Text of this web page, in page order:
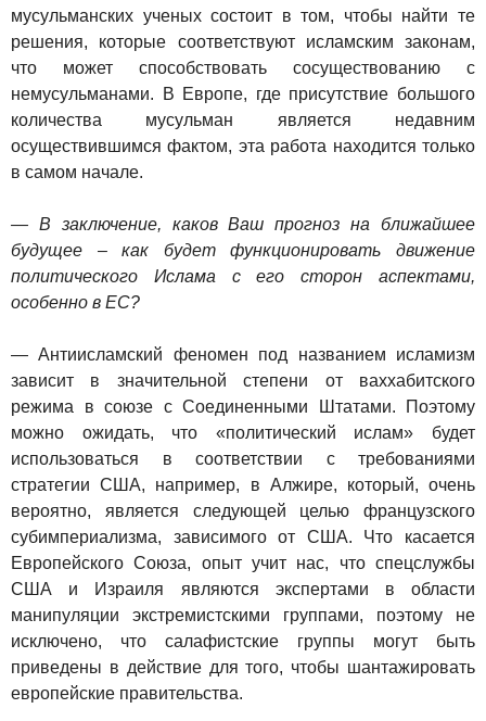
мусульманских ученых состоит в том, чтобы найти те
решения, которые соответствуют исламским законам,
что может способствовать сосуществованию с
немусульманами. В Европе, где присутствие большого
количества мусульман является недавним
осуществившимся фактом, эта работа находится только
в самом начале.
— В заключение, каков Ваш прогноз на ближайшее
будущее – как будет функционировать движение
политического Ислама с его сторон аспектами,
особенно в ЕС?
— Антиисламский феномен под названием исламизм
зависит в значительной степени от ваххабитского
режима в союзе с Соединенными Штатами. Поэтому
можно ожидать, что «политический ислам» будет
использоваться в соответствии с требованиями
стратегии США, например, в Алжире, который, очень
вероятно, является следующей целью французского
субимпериализма, зависимого от США. Что касается
Европейского Союза, опыт учит нас, что спецслужбы
США и Израиля являются экспертами в области
манипуляции экстремистскими группами, поэтому не
исключено, что салафистские группы могут быть
приведены в действие для того, чтобы шантажировать
европейские правительства.